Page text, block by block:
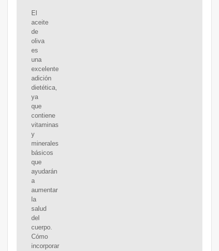
El
aceite
de
oliva
es
una
excelente
adición
dietética,
ya
que
contiene
vitaminas
y
minerales
básicos
que
ayudarán
a
aumentar
la
salud
del
cuerpo.
Cómo
incorporar